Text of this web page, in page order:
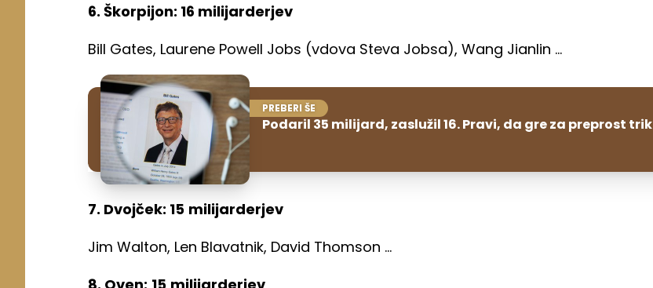
6. Škorpijon: 16 milijarderjev
Bill Gates, Laurene Powell Jobs (vdova Steva Jobsa), Wang Jianlin ...
PREBERI ŠE
Podaril 35 milijard, zaslužil 16. Pravi, da gre za preprost trik
7. Dvojček: 15 milijarderjev
Jim Walton, Len Blavatnik, David Thomson ...